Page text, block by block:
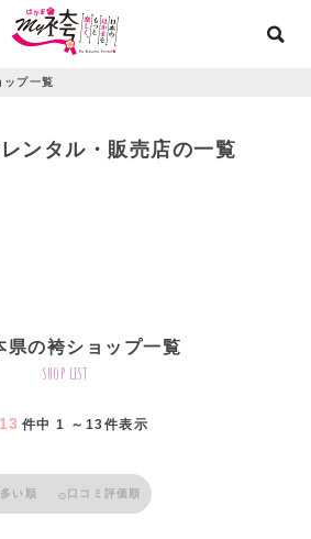
ップ一覧
ンタル・販売店の一覧
県の袴ショップ一覧
shop list
13 件中 1 ～13件表示
い順 口コミ評価順